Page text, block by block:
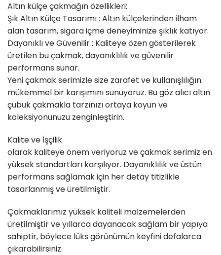
Altın külçe çakmağın özellikleri:
Şık Altın Külçe Tasarımı : Altın külçelerinden ilham
alan tasarım, sigara içme deneyiminize şıklık katıyor.
Dayanıklı ve Güvenilir : Kaliteye özen gösterilerek
üretilen bu çakmak, dayanıklılık ve güvenilir
performans sunar.
Yeni çakmak serimizle size zarafet ve kullanışlılığın
mükemmel bir karışımını sunuyoruz. Bu göz alıcı altın
çubuk çakmakla tarzınızı ortaya koyun ve
koleksiyonunuzu zenginleştirin.
Kalite ve İşçilik
olarak kaliteye önem veriyoruz ve çakmak serimiz en
yüksek standartları karşılıyor. Dayanıklılık ve üstün
performans sağlamak için her detay titizlikle
tasarlanmış ve üretilmiştir.
Çakmaklarımız yüksek kaliteli malzemelerden
üretilmiştir ve yıllarca dayanacak sağlam bir yapıya
sahiptir, böylece lüks görünümün keyfini defalarca
çıkarabilirsiniz.